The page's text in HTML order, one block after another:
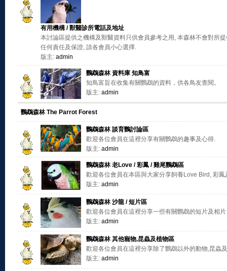
有用機構 / 獸醫診所電話及地址
本討論區提供之機構及獸醫資料只供會員參考之用, 本森林不會對所
任何責任及保證, 請各會員小心選擇.
版主: admin
鸚鵡森林 資料庫 知鳥富
知鳥富旨在收集有關鸚鵡的資料，供各鳥友查閱。
版主: admin
鸚鵡森林 The Parrot Forest
鸚鵡森林 談育鸚討論區
歡迎各位會員在這裡分享有關鸚鵡的趣事及心得.
版主: admin
鸚鵡森林 老Love / 彩鳳 / 雞尾鸚鵡區
歡迎各位會員在本區與大家分享飼養Love Bird, 彩
版主: admin
鸚鵡森林 沙龍 / 短片區
歡迎各位會員在這裡分享一些有關鸚鵡的短片及相片
版主: admin
鸚鵡森林 其他寵物,昆蟲及植物區
歡迎各位會員在這裡分享除了鸚鵡以外的動物,昆蟲
版主: admin